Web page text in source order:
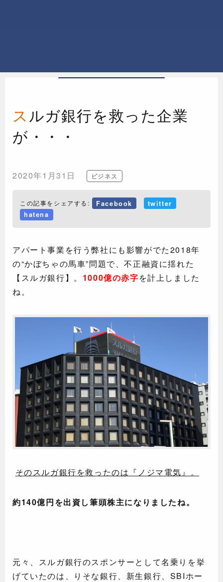
スルガ銀行を救った企業
が・・・
2020年1月31日 ビジネス
この記事をシェアする: Facebook
twitter
hatena
アパート事業を行う弊社にも影響がでた2018年
の“かぼちゃの馬車”問題で、不正融資に揺れた
【スルガ銀行】。 1000億の赤字を計上しました
ね。
そのスルガ銀行を救ったのは『ノジマ電気』。
約140億円を出資し筆頭株主になりましたね。
元々、スルガ銀行のスポンサーとして名乗りを挙
げていたのは、りそな銀行、新生銀行、SBIホー